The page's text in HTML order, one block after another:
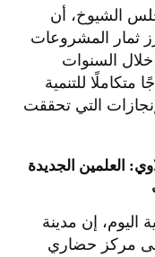
الشيوخ، أن
ثمار المشروعات
خلال السنوات
متكاملًا للتنمية
التي تحققت
العلمين الجديدة
إن مدينة
مركز حضاري